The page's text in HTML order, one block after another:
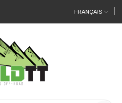
FRANÇAIS